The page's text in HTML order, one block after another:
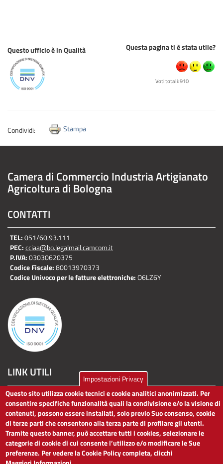
Questa pagina ti è stata utile?
Voti totali: 910
Questo ufficio è in Qualità
Condividi: Stampa
Camera di Commercio Industria Artigianato
Agricoltura di Bologna
CONTATTI
TEL:051/60.93.111
PEC:cciaa@bo.legalmail.camcom.it
P.IVA:03030620375
Codice Fiscale:80013970373
Codice Univoco per le fatture elettroniche:O6LZ6Y
LINK UTILI
Dichiarazione di accessibilità
Obiettivi di accessibilità
Segnalaci problemi di accessibilità
Note legali
Privacy
Accesso riservato
Impostazioni Privacy
Questo sito utilizza cookie tecnici e cookie analitici anonimizzati. Per
consentire specifiche funzionalità quali la condivisione e/o la visione di
contenuti, possono essere installati, solo previo Suo consenso, cookie
di terze parti che consentono alla terza parte di profilare gli utenti.
Tramite questo banner, può accettare tutti i cookies, selezionare le
categorie di cookie di cui consente l’utilizzo e/o modificare le Sue
preferenze. Per vedere la Cookie Policy completa, clicchi